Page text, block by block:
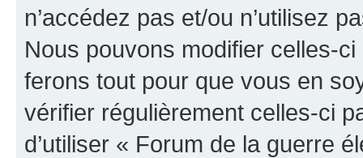
n’accédez pas et/ou n’utilisez
Nous pouvons modifier celles-
ferons tout pour que vous en
vérifier régulièrement celles-ci
d’utiliser « Forum de la guerre